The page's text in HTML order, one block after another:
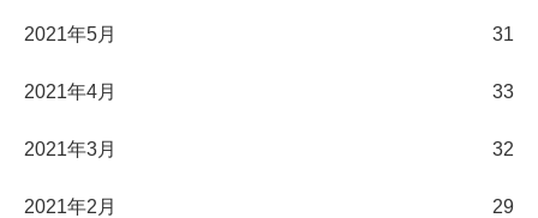
2021年5月 31
2021年4月 33
2021年3月 32
2021年2月 29